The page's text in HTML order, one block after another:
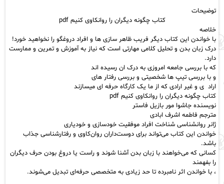
عدد
توضیحات
کتاب چگونه دیگران را روانکاوی کنیم pdf
خلاصه
با خواندن این کتاب دیگر فریب ظاهر سازی ها و افراد دروغگو را نخواهید خورد!
درک زبان بدن و تحلیل کلامی مهارتی است که نیاز به آموزش و تمرین و ممارست
دارد.
که با بررسی جامعه امروزی به درک ان رسیده اند
و با بررسی تیپ ها شخصیتی و بررسی رفتار های
اراد ی و غیر ارادی که از ما یک کارگاه حرفه ای میسازند
کتاب چگونه دیگران را روانکاوی کنیم pdf
نویسنده جاشوا مور بازیل فاستر
مترجم فاطمه اشرف ابادی
ژانر روانشناسی شناخت افراد موفقیت خودسازی و خودیاری
خواندن این کتاب می‌تواند برای دوست‌داران روان‌کاوی و رفتارشناسی جذاب
باشد.
کسانی که می‌خواهند با زبان بدن آشنا شوند و راست یا دروغ بودن حرف دیگران
را بفهمند
، با خواندن اثر نامبرده تا حد زیادی به متخصصی حرفه‌ای تبدیل می‌شوند.